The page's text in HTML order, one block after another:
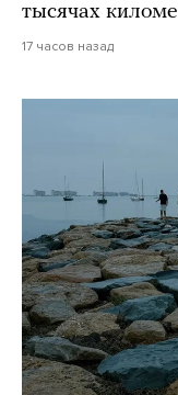
тысячах
17 часов назад